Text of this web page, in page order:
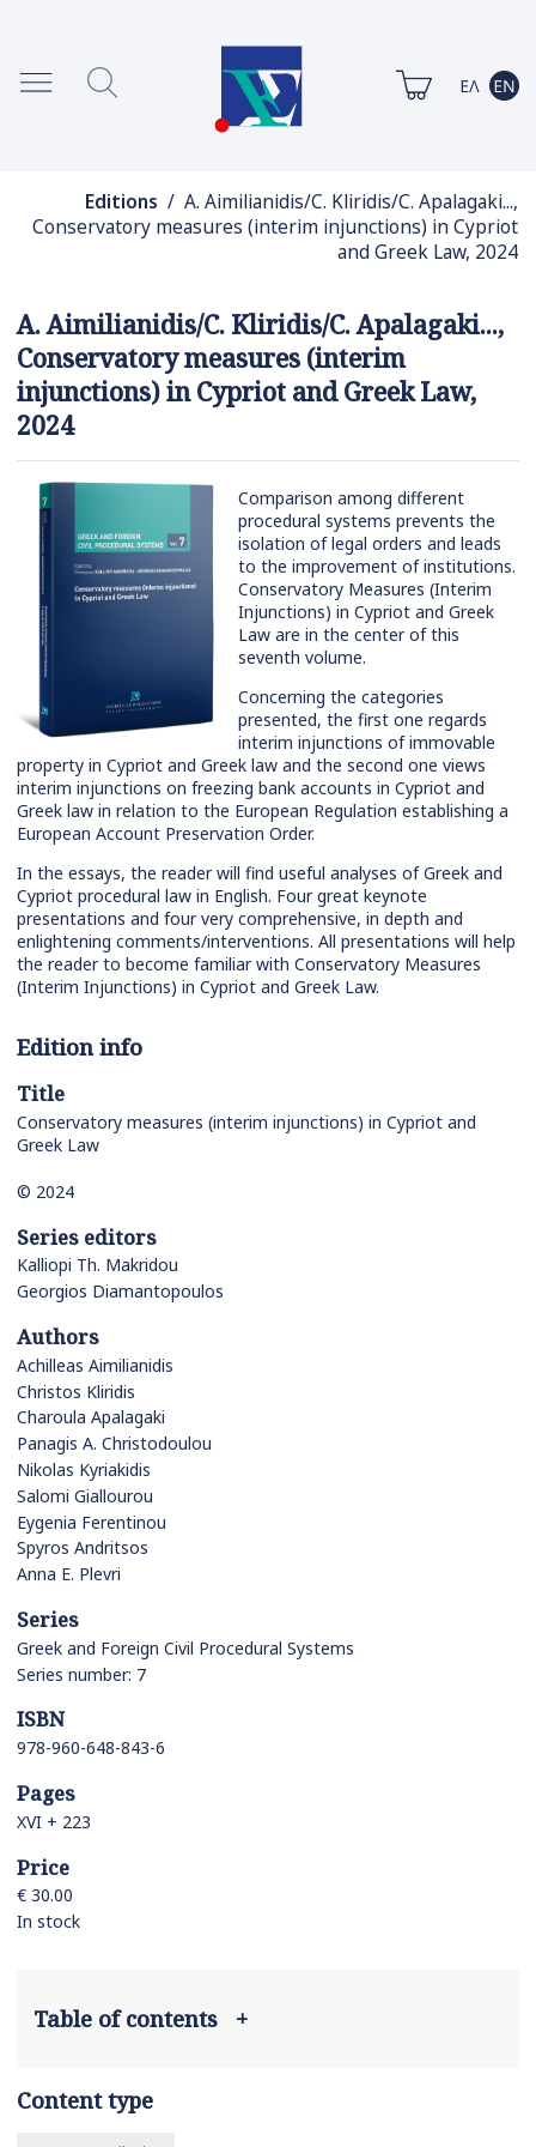
Editions / A. Aimilianidis/C. Kliridis/C. Apalagaki...,
Conservatory measures (interim injunctions) in Cypriot
and Greek Law, 2024
A. Aimilianidis/C. Kliridis/C. Apalagaki...,
Conservatory measures (interim
injunctions) in Cypriot and Greek Law,
2024
Comparison among different
procedural systems prevents the
isolation of legal orders and leads
to the improvement of institutions.
Conservatory Measures (Interim
Injunctions) in Cypriot and Greek
Law are in the center of this
seventh volume.
Concerning the categories
presented, the first one regards
interim injunctions of immovable
property in Cypriot and Greek law and the second one views
interim injunctions on freezing bank accounts in Cypriot and
Greek law in relation to the European Regulation establishing a
European Account Preservation Order.
In the essays, the reader will find useful analyses of Greek and
Cypriot procedural law in English. Four great keynote
presentations and four very comprehensive, in depth and
enlightening comments/interventions. All presentations will help
the reader to become familiar with Conservatory Measures
(Interim Injunctions) in Cypriot and Greek Law.
Edition info
Title
Conservatory measures (interim injunctions) in Cypriot and
Greek Law
© 2024
Series editors
Kalliopi Th. Makridou
Georgios Diamantopoulos
Authors
Achilleas Aimilianidis
Christos Kliridis
Charoula Apalagaki
Panagis A. Christodoulou
Nikolas Kyriakidis
Salomi Giallourou
Eygenia Ferentinou
Spyros Andritsos
Anna E. Plevri
Series
Greek and Foreign Civil Procedural Systems
Series number: 7
ISBN
978-960-648-843-6
Pages
XVI + 223
Price
€ 30.00
In stock
Table of contents +
Content type